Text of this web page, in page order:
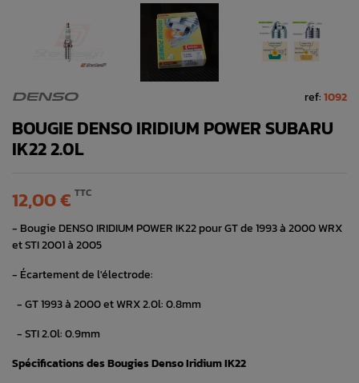
DENSO ref:1092
BOUGIE DENSO IRIDIUM POWER SUBARU
IK22 2.0L
12,00 € TTC
- Bougie DENSO IRIDIUM POWER IK22 pour GT de 1993 à 2000 WRX
et STI 2001 à 2005
- Écartement de l'électrode:
- GT 1993 à 2000 et WRX 2.0l: 0.8mm
- STI 2.0l: 0.9mm
Spécifications des Bougies Denso Iridium IK22